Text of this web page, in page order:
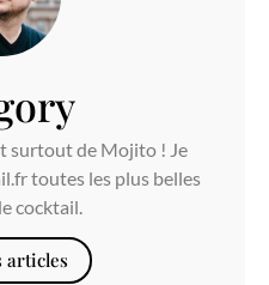
surtout de Mojito ! Je
toutes les plus belles
cocktail.
articles